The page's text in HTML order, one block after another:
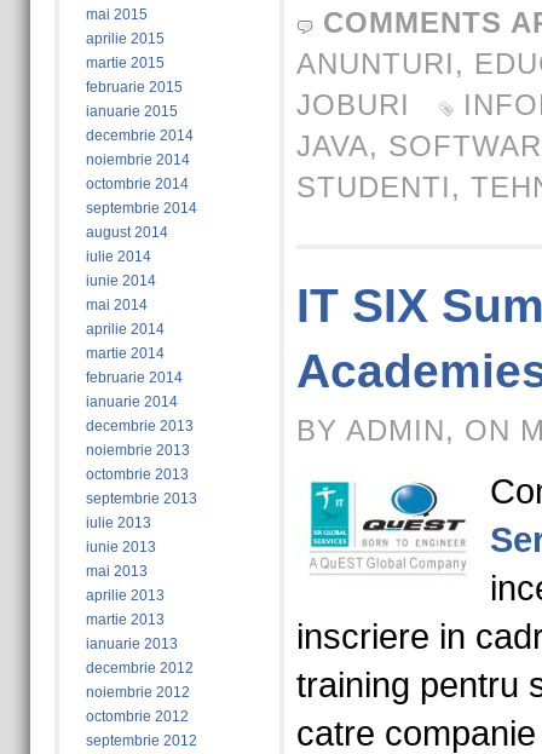
mai 2015
aprilie 2015
martie 2015
februarie 2015
ianuarie 2015
decembrie 2014
noiembrie 2014
octombrie 2014
septembrie 2014
august 2014
iulie 2014
iunie 2014
mai 2014
aprilie 2014
martie 2014
februarie 2014
ianuarie 2014
decembrie 2013
noiembrie 2013
octombrie 2013
septembrie 2013
iulie 2013
iunie 2013
mai 2013
aprilie 2013
martie 2013
ianuarie 2013
decembrie 2012
noiembrie 2012
octombrie 2012
septembrie 2012
COMMENTS
ANUNTURI,
JOBURI
JAVA,
STUDENTI,
IT SIX
BY ADMIN, ON
inscriere in
training pentru
catre